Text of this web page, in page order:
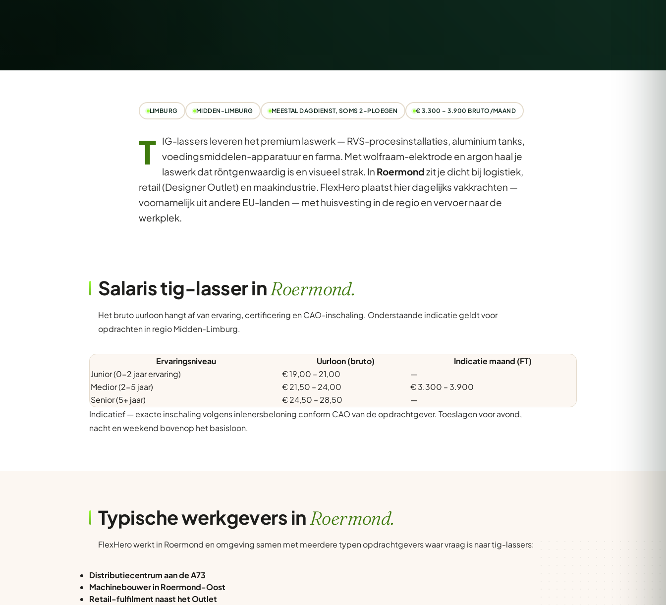
LIMBURG MIDDEN-LIMBURG MEESTAL DAGDIENST, SOMS 2-PLOEGEN € 3.300 – 3.900 BRUTO/MAAND
T IG-lassers leveren het premium laswerk — RVS-procesinstallaties, aluminium tanks,
voedingsmiddelen-apparatuur en farma. Met wolfraam-elektrode en argon haal je
laswerk dat röntgenwaardig is en visueel strak. In Roermondzit je dicht bij logistiek,
retail (Designer Outlet) en maakindustrie. FlexHero plaatst hier dagelijks vakkrachten —
voornamelijk uit andere EU-landen — met huisvesting in de regio en vervoer naar de
werkplek.
Salaris tig-lasser inRoermond.
Het bruto uurloon hangt af van ervaring, certificering en CAO-inschaling. Onderstaande indicatie geldt voor
opdrachten in regio Midden-Limburg.
Ervaringsniveau Uurloon (bruto)
Indicatie maand (FT)
Junior (0-2 jaar ervaring)
€ 19,00 – 21,00
—
Medior (2-5 jaar)
€ 21,50 – 24,00
€ 3.300 – 3.900
Senior (5+ jaar)
€ 24,50 – 28,50
—
Indicatief — exacte inschaling volgens inlenersbeloning conform CAO van de opdrachtgever. Toeslagen voor avond,
nacht en weekend bovenop het basisloon.
Typische werkgevers inRoermond.
FlexHero werkt in Roermond en omgeving samen met meerdere typen opdrachtgevers waar vraag is naar tig-lassers:
Distributiecentrum aan de A73
Machinebouwer in Roermond-Oost
Retail-fulfilment naast het Outlet